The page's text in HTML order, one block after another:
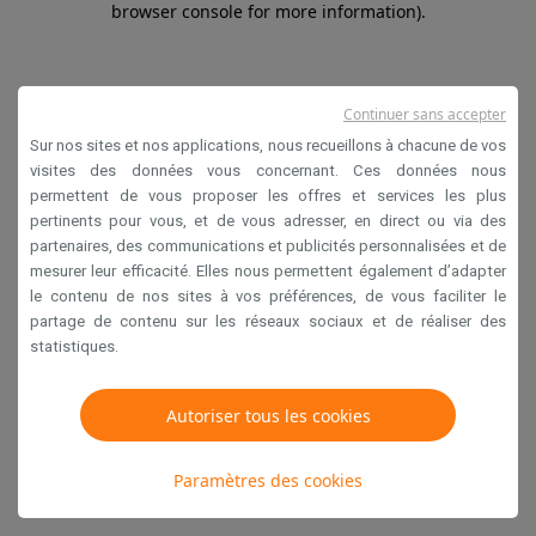
browser console for more information).
Sur nos sites et nos applications, nous recueillons à chacune de vos
visites des données vous concernant. Ces données nous
permettent de vous proposer les offres et services les plus
pertinents pour vous, et de vous adresser, en direct ou via des
partenaires, des communications et publicités personnalisées et de
mesurer leur efficacité. Elles nous permettent également d’adapter
le contenu de nos sites à vos préférences, de vous faciliter le
partage de contenu sur les réseaux sociaux et de réaliser des
statistiques.
Autoriser tous les cookies
Paramètres des cookies
Continuer sans accepter